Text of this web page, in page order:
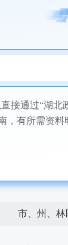
通过“湖北
，有所需资料
市、州、林